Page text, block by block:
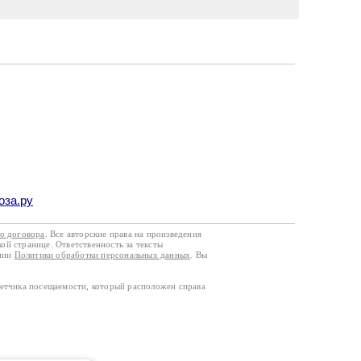
договора
. Все авторские права на произведения
странице. Ответственность за тексты
Политики обработки персональных данных . Вы
посещаемости, который расположен справа